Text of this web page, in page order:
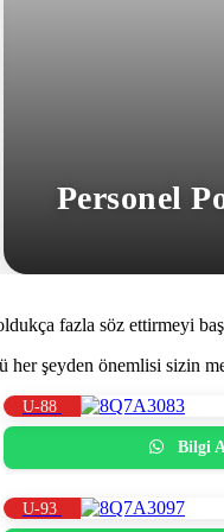
Personel
fazla söz ettirmeyi
her şeyden önemlisi sizin
U-88
Bilgi
U-93